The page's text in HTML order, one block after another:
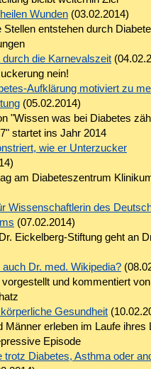
Wunden(03.02.2014)
Stellen entstehen durch
die Karnevalszeit
nein!
Aufklärung motiviert zu
(05.02.2014)
"Wissen was bei Diabetes
startet ins Jahr 2014
wie er Unterzucker
am Diabeteszentrum
Wissenschaftlerin des
(07.02.2014)
Eickelberg-Stiftung geht an
Dr. med. Wikipedia?
und kommentiert von
Gesundheit
Männer erleben im Laufe ihres
Episode
trotz Diabetes, Asthma oder